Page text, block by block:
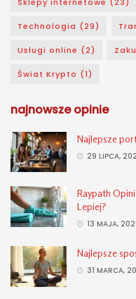
Technologia (29)
Usługi online (2)
Świat Krypto (1)
najnowsze opinie
Najlepsze
29 LIPCA,
Raypath
Lepiej?
13 MAJA,
Najlepsze
31 MARCA,